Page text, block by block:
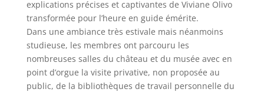
explications précises et captivantes de Viviane Olivo
transformée pour l’heure en guide émérite.
Dans une ambiance très estivale mais néanmoins
studieuse, les membres ont parcouru les
nombreuses salles du château et du musée avec en
point d’orgue la visite privative, non proposée au
public, de la bibliothèques de travail personnelle du